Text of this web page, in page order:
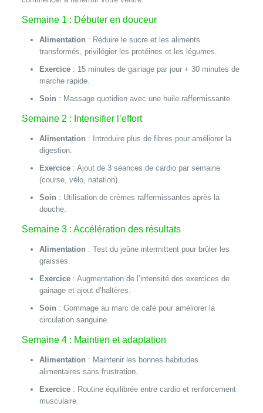
Semaine 1 : Débuter en douceur
Alimentation : Réduire le sucre et les aliments
transformés, privilégier les protéines et les légumes.
Exercice: 15 minutes de gainage par jour + 30 minutes de
marche rapide.
Soin : Massage quotidien avec une huile raffermissante.
Semaine 2 : Intensifier l’effort
Alimentation : Introduire plus de fibres pour améliorer la
digestion.
Exercice: Ajout de 3 séances de cardio par semaine
(course, vélo, natation).
Soin : Utilisation de crèmes raffermissantes après la
douche.
Semaine 3 : Accélération des résultats
Alimentation : Test du jeûne intermittent pour brûler les
graisses.
Exercice: Augmentation de l’intensité des exercices de
gainage et ajout d’haltères.
Soin : Gommage au marc de café pour améliorer la
circulation sanguine.
Semaine 4 : Maintien et adaptation
Alimentation : Maintenir les bonnes habitudes
alimentaires sans frustration.
Exercice: Routine équilibrée entre cardio et renforcement
musculaire.